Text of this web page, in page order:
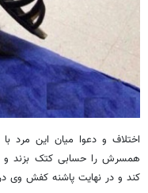
اختلاف و دعوا میان این
همسرش را حسابی کتک بزند و
کند و در نهایت پاشنه کفش وی